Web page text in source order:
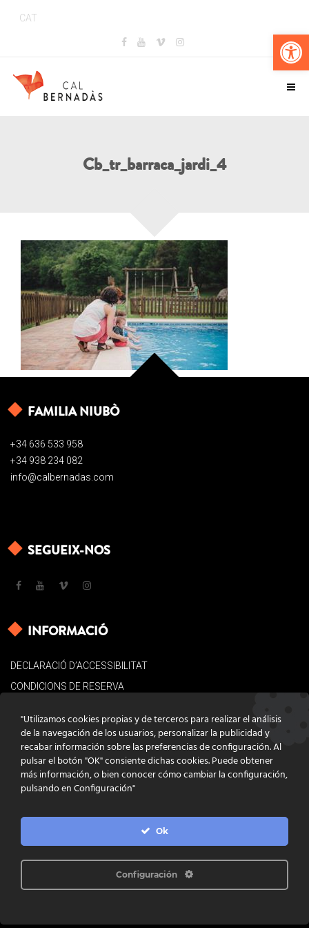
CAT
Cb_tr_barraca_jardi_4
FAMILIA NIUBÒ
+34 636 533 958
+34 938 234 082
info@calbernadas.com
SEGUEIX-NOS
INFORMACIÓ
DECLARACIÓ D’ACCESSIBILITAT
CONDICIONS DE RESERVA
POLÍTICA DE COOKIES
CONTACTE
PROGRAMACIÓ INFOACTIVA'T
"Utilizamos cookies propias y de terceros para realizar el análisis
de la navegación de los usuarios, personalizar la publicidad y
recabar información sobre las preferencias de configuración. Al
pulsar el botón "OK" consiente dichas cookies. Puede obtener
más información, o bien conocer cómo cambiar la configuración,
pulsando en Configuración"
Ok
Configuración